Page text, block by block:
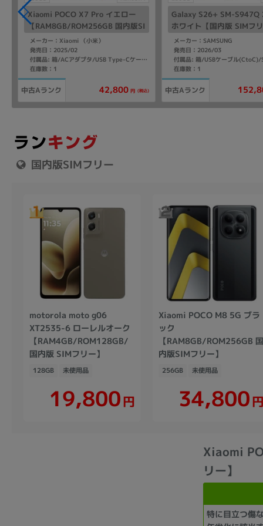
Xiaomi POCO X7 Pro イエロー
【RAM8GB/ROM256GB 国内版SI
Mフリー】
メーカー：Xiaomi （小米）
発売日：2025/02
付属品: 箱/ACアダプタ/USB Type-Cケーブル/ソフトケース/SIM取り出し用ピン/クイックスタートガイド
在庫数：1
中古Aランク 42,800 円 (税込)
Galaxy S26+ SM-S947Q
ホワイト【国内版 SIMフリ
メーカー：SAMSUNG
発売日：2026/03
在庫数：1
中古Aランク
国内版SIMフリー
motorola moto g06
XT2535-6 ローレルオーク
【RAM4GB/ROM128GB/
国内版 SIMフリー】
128GB 未使用品
19,800円
Xiaomi POCO M8 5G ブラ
ック
【RAM8GB/ROM256GB 国
内版SIMフリー】
256GB 未使用品
34,800円
Xiaomi
リー】
特に目立つ傷